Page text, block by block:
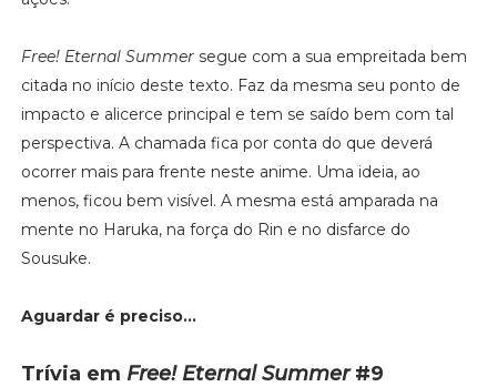
Free! Eternal Summersegue com a sua empreitada bem
citada no início deste texto. Faz da mesma seu ponto de
impacto e alicerce principal e tem se saído bem com tal
perspectiva. A chamada fica por conta do que deverá
ocorrer mais para frente neste anime. Uma ideia, ao
menos, ficou bem visível. A mesma está amparada na
mente no Haruka, na força do Rin e no disfarce do
Sousuke.
Aguardar é preciso...
Trívia em Free! Eternal Summer#9